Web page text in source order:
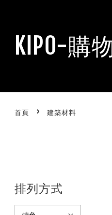
KIPO-購
首頁 › 建築材料
排列方式